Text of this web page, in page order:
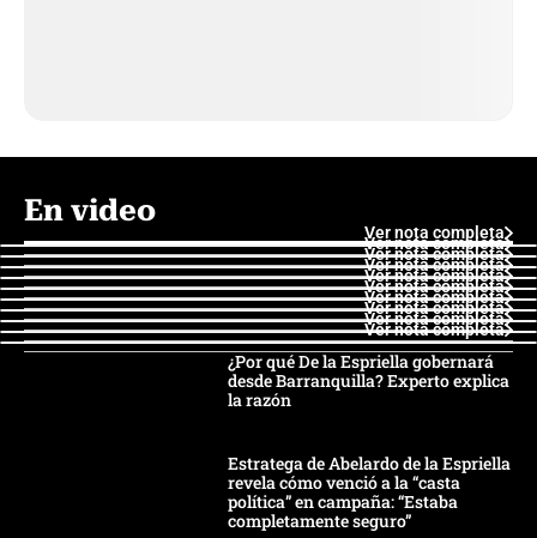
En video
Ver nota completa
Ver nota completa
Ver nota completa
Ver nota completa
Ver nota completa
Ver nota completa
Ver nota completa
Ver nota completa
Ver nota completa
Ver nota completa
¿Por qué De la Espriella gobernará
desde Barranquilla? Experto explica
la razón
Estratega de Abelardo de la Espriella
revela cómo venció a la “casta
política” en campaña: “Estaba
completamente seguro”